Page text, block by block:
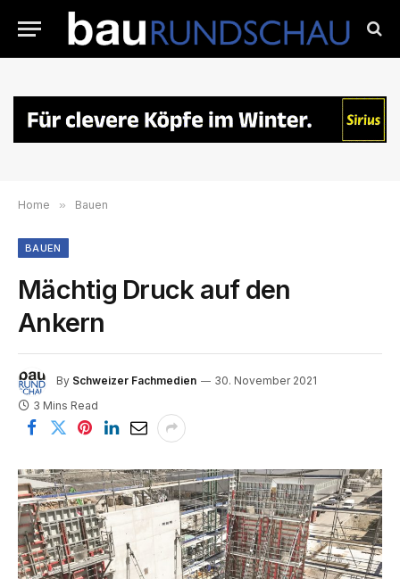
Home » Bauen
BAUEN
Mächtig Druck auf den
Ankern
By Schweizer Fachmedien
30. November 2021
3 Mins Read